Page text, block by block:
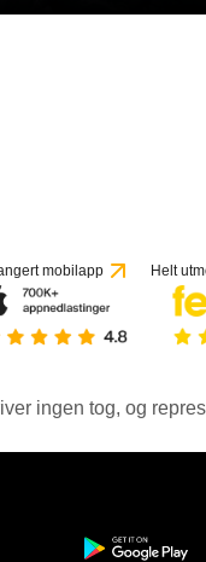
mobilapp Helt
ingen tog, og